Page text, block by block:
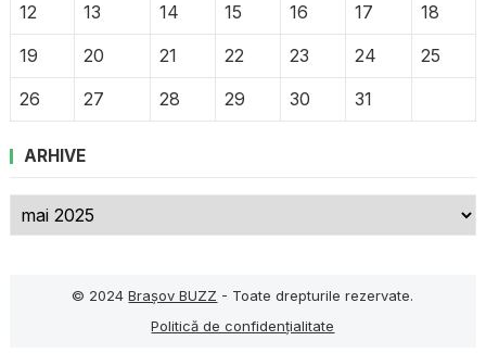
12
13 14 15 16 17
18
19
20 21 22 23 24
25
26
27 28 29 30 31
ARHIVE
Arhive
© 2024Brașov BUZZ - Toate drepturile rezervate.
Politică de confidențialitate